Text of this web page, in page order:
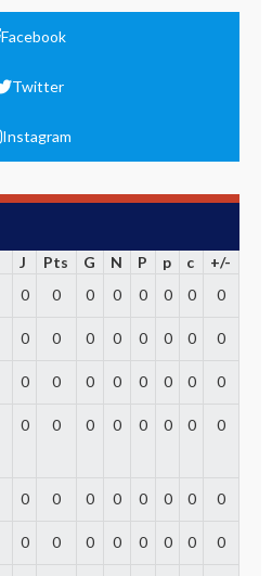
Facebook
Twitter
Instagram
J Pts G N P p c
+/-
0 0 0 0 0 0 0 0
0 0 0 0 0 0 0 0
0 0 0 0 0 0 0 0
0 0 0 0 0 0 0 0
0 0 0 0 0 0 0 0
0 0 0 0 0 0 0 0